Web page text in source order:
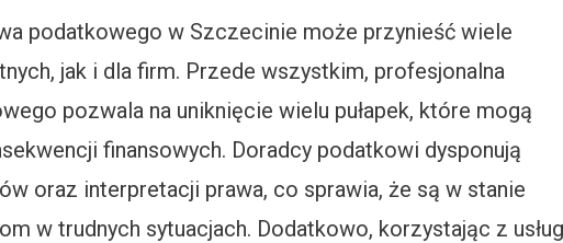
podatkowego w Szczecinie może przynieść wiele
jak i dla firm. Przede wszystkim, profesjonalna
pozwala na uniknięcie wielu pułapek, które mogą
finansowych. Doradcy podatkowi dysponują
oraz interpretacji prawa, co sprawia, że są w stanie
w trudnych sytuacjach. Dodatkowo, korzystając z usług